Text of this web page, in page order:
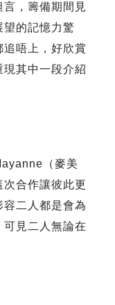
，籌備期間見
望的記憶力驚
唔上，好欣賞
其中一段介紹
（麥美
合作讓彼此更
二人都是會為
見二人無論在